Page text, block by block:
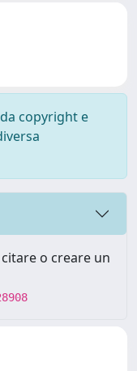
copyright e
o creare un